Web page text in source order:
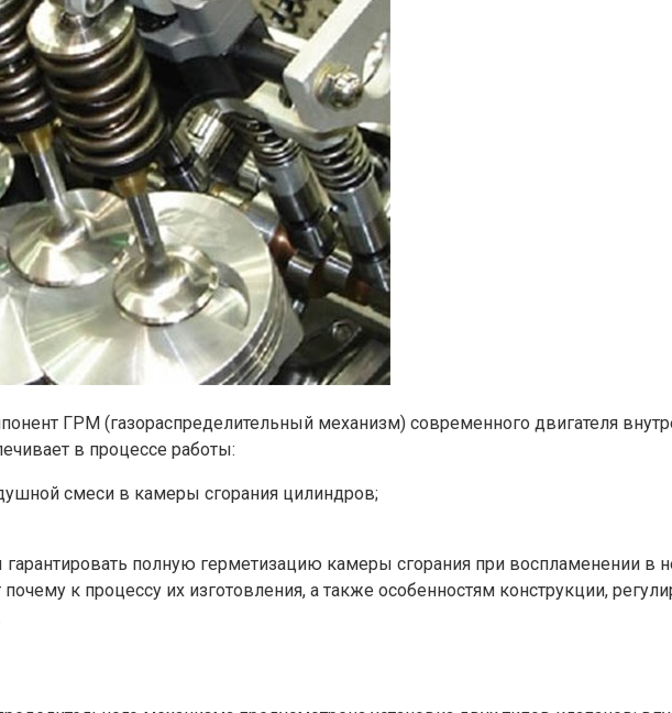
ГРМ (газораспределительный механизм) современного двигателя
в процессе работы:
смеси в камеры сгорания цилиндров;
полную герметизацию камеры сгорания при воспламенении в
к процессу их изготовления, а также особенностям конструкции,